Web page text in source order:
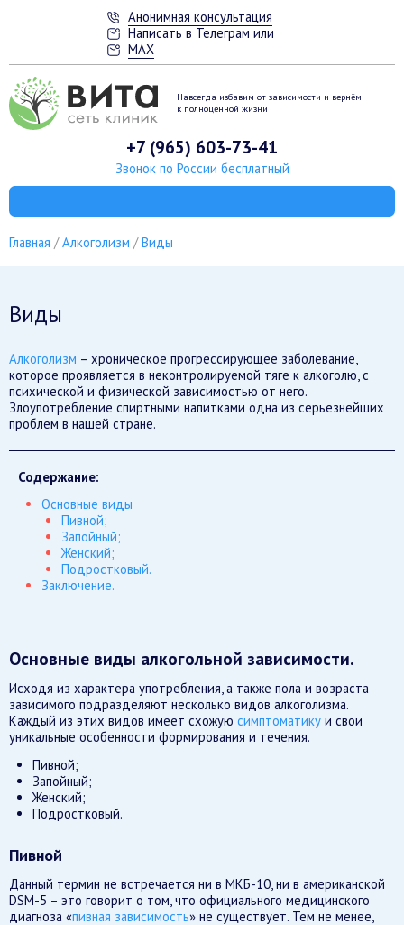
Анонимная консультация
Написать в Телеграм или
MAX
Навсегда избавим от зависимости и вернём
к полноценной жизни
+7 (965) 603-73-41
Звонок по России бесплатный
Главная Алкоголизм Виды
Виды
Алкоголизм – хроническое прогрессирующее заболевание,
которое проявляется в неконтролируемой тяге к алкоголю, с
психической и физической зависимостью от него.
Злоупотребление спиртными напитками одна из серьезнейших
проблем в нашей стране.
Содержание:
Основные виды
Пивной;
Запойный;
Женский;
Подростковый.
Заключение.
Основные виды алкогольной зависимости.
Исходя из характера употребления, а также пола и возраста
зависимого подразделяют несколько видов алкоголизма.
Каждый из этих видов имеет схожую симптоматикуи свои
уникальные особенности формирования и течения.
Пивной;
Запойный;
Женский;
Подростковый.
Пивной
Данный термин не встречается ни в МКБ-10, ни в американской
DSM-5 – это говорит о том, что официального медицинского
диагноза «пивная зависимость» не существует. Тем не менее,